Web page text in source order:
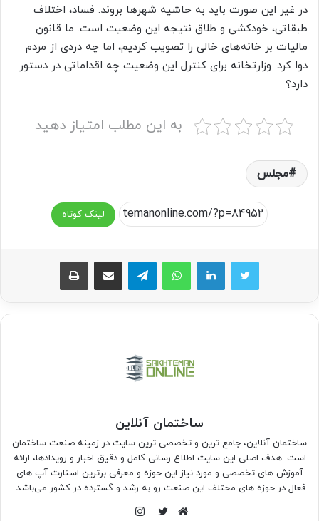
در غیر این صورت باید به حاشیه شهرها بروند. فساد، اختلاف
طبقاتی، خودکشی و طلاق نتیجه این وضعیت است. ما قانون
مالیات بر خانه‌های خالی را تصویب کردیم، اما چه دردی از مردم
دوا کرد. وزارتخانه برای کنترل این وضعیت چه اقداماتی در دستور
دارد؟
به این مطلب امتیاز دهید
مجلس
لینک کوتاه
واتس آپ تلگرام اشتراک گذاری از طریق ایمیل چاپ
ساختمان آنلاین
ساختمان آنلاین، جامع ترین و تخصصی ترین سایت در زمینه صنعت ساختمان
است. هدف اصلی این سایت اطلاع رسانی کامل و دقیق اخبار و رویدادها، ارائه
آموزش های تخصصی و مورد نیاز این حوزه و معرفی برترین استارت آپ های
فعال در حوزه های مختلف این صنعت رو به رشد و گسترده در کشور می‌باشد.